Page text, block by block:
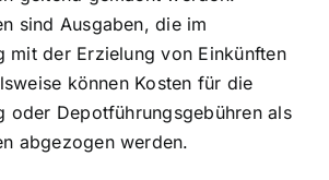
sind Ausgaben, die im
mit der Erzielung von Einkünften
können Kosten für die
oder Depotführungsgebühren als
abgezogen werden.